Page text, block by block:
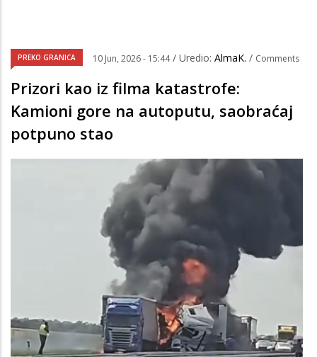
PREKO GRANICA 10 Jun, 2026 - 15:44 / Uredio: AlmaK. / Comments
Prizori kao iz filma katastrofe:
Kamioni gore na autoputu, saobraćaj
potpuno stao